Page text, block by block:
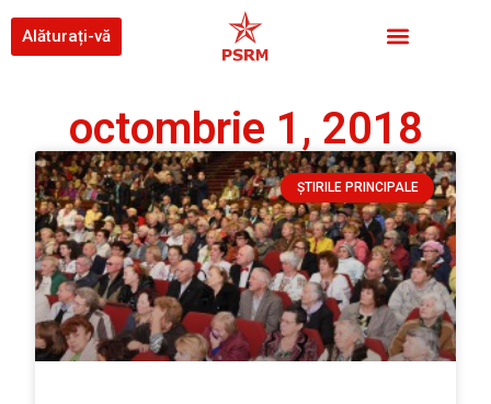
Alăturați-vă
octombrie 1, 2018
ȘTIRILE PRINCIPALE